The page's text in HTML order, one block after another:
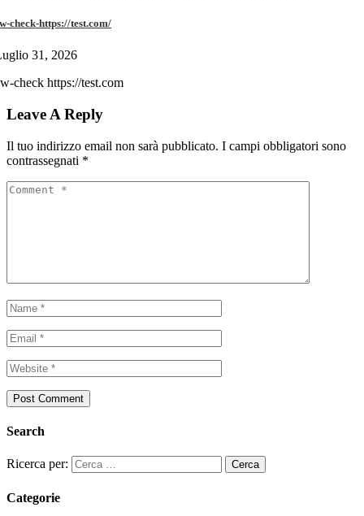
check-https://test.com/
31, 2026
check https://test.com
Leave A Reply
Il tuo indirizzo email non sarà pubblicato. I campi obbligatori sono
contrassegnati *
Search
Ricerca per:
Categorie